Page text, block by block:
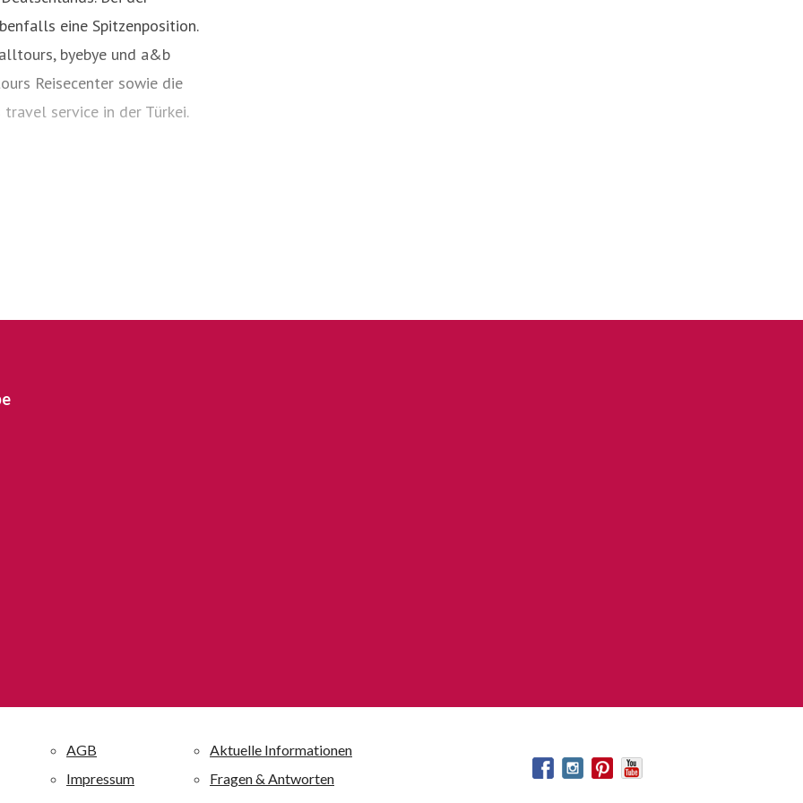
eine Spitzenposition.
byebye und a&b
Reisecenter sowie die
service in der Türkei.
Preis. Oder, um es mit der
günstig". Von der Finca bis
sein Angebot im oberen
Leistung geworden.
ist einer der
hinaus auf der